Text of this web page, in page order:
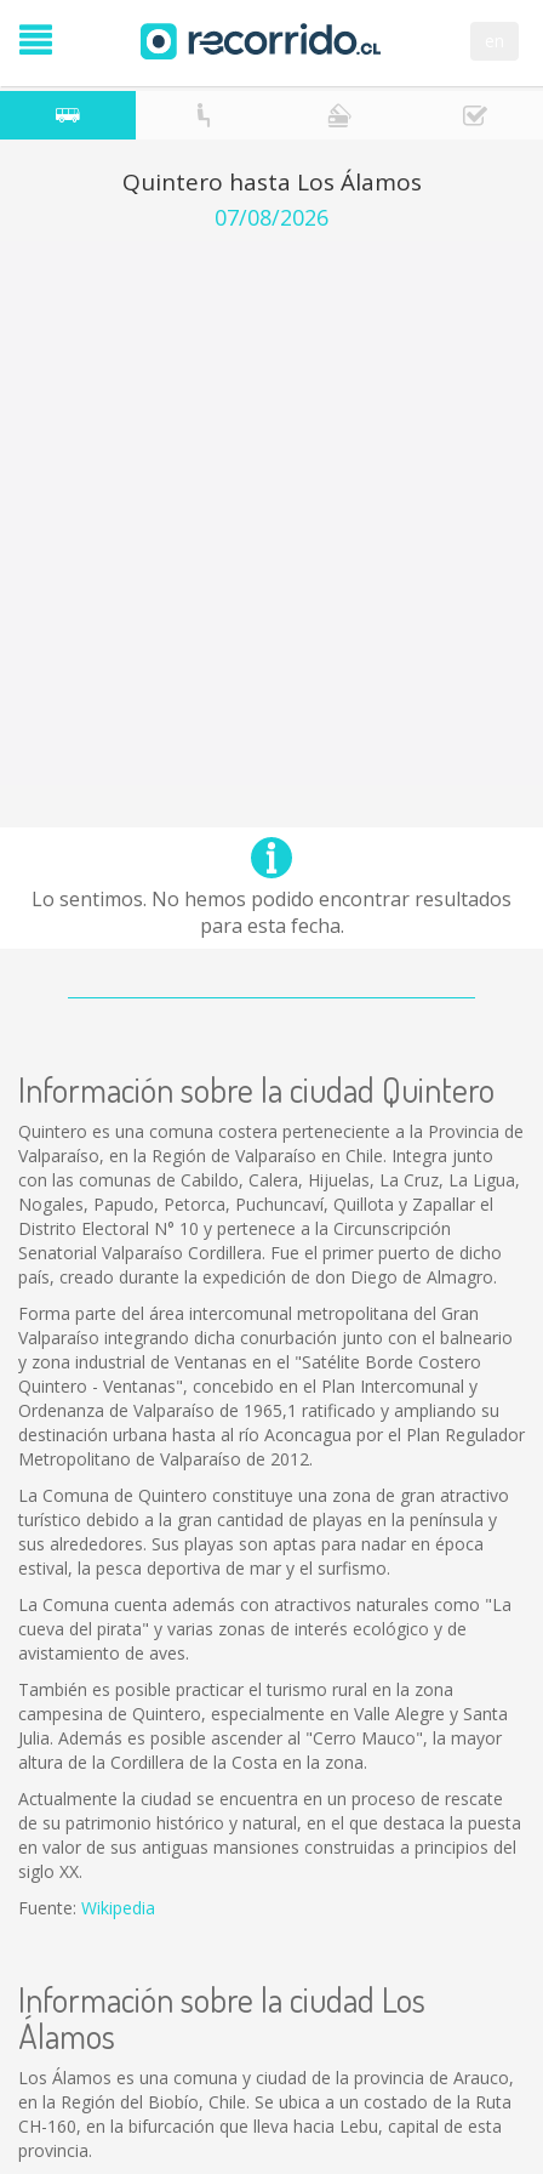
Quintero hasta Los Álamos
07/08/2026
Lo sentimos. No hemos podido encontrar resultados
para esta fecha.
Información sobre la ciudad Quintero
Quintero es una comuna costera perteneciente a la Provincia de
Valparaíso, en la Región de Valparaíso en Chile. Integra junto
con las comunas de Cabildo, Calera, Hijuelas, La Cruz, La Ligua,
Nogales, Papudo, Petorca, Puchuncaví, Quillota y Zapallar el
Distrito Electoral N° 10 y pertenece a la Circunscripción
Senatorial Valparaíso Cordillera. Fue el primer puerto de dicho
país, creado durante la expedición de don Diego de Almagro.
Forma parte del área intercomunal metropolitana del Gran
Valparaíso integrando dicha conurbación junto con el balneario
y zona industrial de Ventanas en el "Satélite Borde Costero
Quintero - Ventanas", concebido en el Plan Intercomunal y
Ordenanza de Valparaíso de 1965,1 ratificado y ampliando su
destinación urbana hasta al río Aconcagua por el Plan Regulador
Metropolitano de Valparaíso de 2012.
La Comuna de Quintero constituye una zona de gran atractivo
turístico debido a la gran cantidad de playas en la península y
sus alrededores. Sus playas son aptas para nadar en época
estival, la pesca deportiva de mar y el surfismo.
La Comuna cuenta además con atractivos naturales como "La
cueva del pirata" y varias zonas de interés ecológico y de
avistamiento de aves.
También es posible practicar el turismo rural en la zona
campesina de Quintero, especialmente en Valle Alegre y Santa
Julia. Además es posible ascender al "Cerro Mauco", la mayor
altura de la Cordillera de la Costa en la zona.
Actualmente la ciudad se encuentra en un proceso de rescate
de su patrimonio histórico y natural, en el que destaca la puesta
en valor de sus antiguas mansiones construidas a principios del
siglo XX.
Fuente: Wikipedia
Información sobre la ciudad Los
Álamos
Los Álamos es una comuna y ciudad de la provincia de Arauco,
en la Región del Biobío, Chile. Se ubica a un costado de la Ruta
CH-160, en la bifurcación que lleva hacia Lebu, capital de esta
provincia.